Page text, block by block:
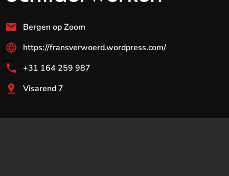
Bergen op Zoom
https://fransverwoerd.wordpress.com/
+31 164 259 987
Visarend 7